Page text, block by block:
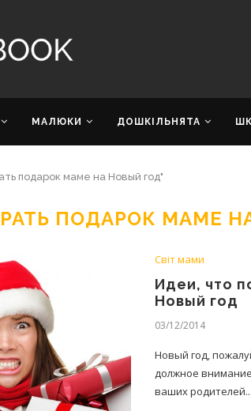
МАЛЮКИ ДОШКІЛЬНЯТА
подарок маме на Новый год"
ПОДАРОК МАМЕ
Світ мами
Идеи, что
Новый год
03/12/2014
Новый год,
должное
ваших